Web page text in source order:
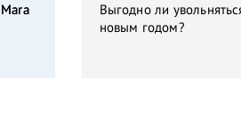
Выгодно ли
новым годом?